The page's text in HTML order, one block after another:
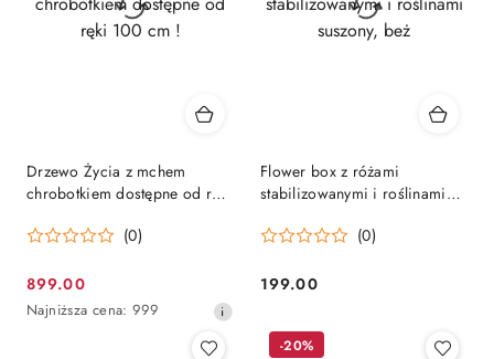
Drzewo Życia z mchem
chrobotkiem dostępne od ręki
(0)
Cena
promocyjna:
899.00
Najniższa
Najniższa cena: 999
Flower box z różami
stabilizowanymi i roślinami
(0)
Cena:
199.00
-20%